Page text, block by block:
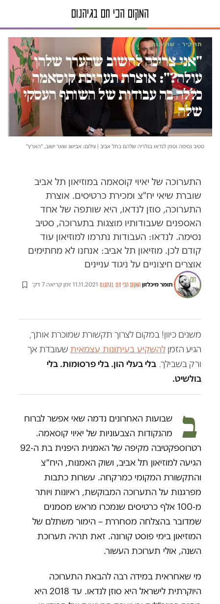
תחקיר · שחיתות
"אני צריכה לחשוב שהערך שלהן
עולה?": אוצרת תערוכת קוסאמה
כללה בה עבודות של השותף העסקי
שלה
סטיב נסימה וסוזן לנדאו בגלריה שלהם בתל אביב | צילום: אבישג שאר ישוב, "הארץ"
התערוכה של יאיוי קוסאמה במוזיאון תל אביב
שוברת שיאי יח"צ ומכירת כרטיסים. אוצרת
התערוכה, סוזן לנדאו, היא שותפה של אחד
האספנים שעבודותיו מוצגות בתערוכה, סטיב
נסימה. לנדאו: העבודות נתרמו למוזיאון עוד
קודם לכן. מוזיאון תל אביב: אנחנו לא מחתימים
אוצרים חיצוניים על ניגוד עניינים
תומר מיכלזון·המקום הכי חם בגיהנום·
11.11.2021
·זמן קריאה 7 דק׳
משנים כיוון! במקום לצרוך תקשורת שמוכרת אותך,
הגיע הזמן להשקיע בעיתונות עצמאית שעובדת אך
ורק בשבילך. בלי בעלי הון. בלי פרסומות. בלי
בולשיט.
ב
שבועות האחרונים נדמה שאי אפשר לברוח
מהנקודות הצבעוניות של יאיוי קוסאמה.
רטרוספקטיבה מקיפה של האמנית היפנית בת ה-92
הגיעה למוזיאון תל אביב, ושוק האמנות, היח"צ
והתקשורת המקומי כמרקחה. עשרות כתבות
מפרגנות על התערוכה המבוקשת, ראיונות ויותר
מ-100 אלף כרטיסים שנמכרו מראש מסמנים
שמדובר בהצלחה מסחררת – הימור משתלם של
המוזיאון בימי פוסט קורונה. זאת תהיה תערוכת
השנה, אולי תערוכת העשור.
מי שאחראית במידה רבה להבאת התערוכה
היוקרתית לישראל היא סוזן לנדאו. עד 2018 היא